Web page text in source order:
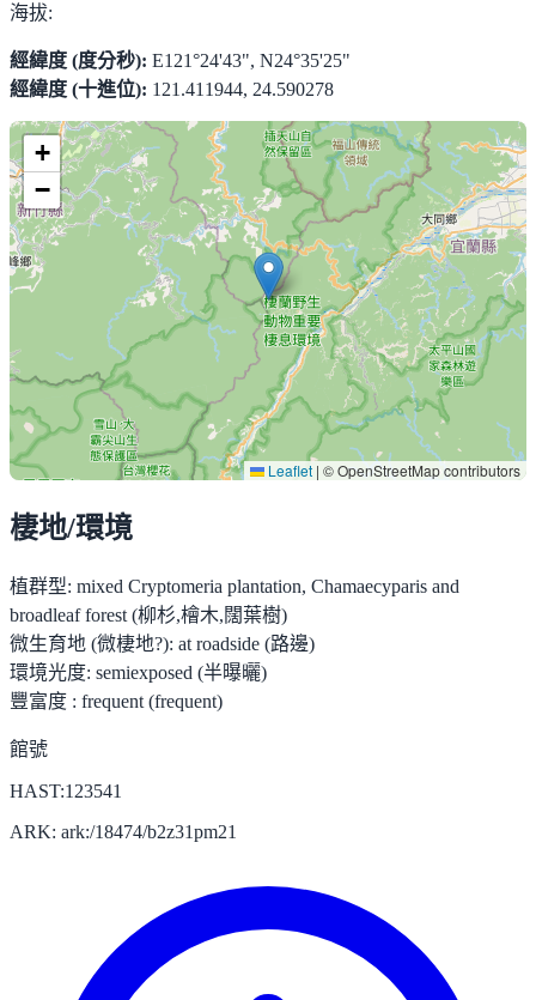
海拔:
經緯度 (度分秒): E121°24'43", N24°35'25"
經緯度 (十進位): 121.411944, 24.590278
+
−
Leaflet | © OpenStreetMap contributors
棲地/環境
植群型: mixed Cryptomeria plantation, Chamaecyparis and
broadleaf forest (柳杉,檜木,闊葉樹)
微生育地 (微棲地?): at roadside (路邊)
環境光度: semiexposed (半曝曬)
豐富度 : frequent (frequent)
館號
HAST:123541
ARK: ark:/18474/b2z31pm21